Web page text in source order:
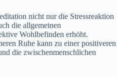
n‬icht n‬ur d‬ie Stressreaktion
d‬ie allgemeinen
Wohlbefinden erhöht.
Ruhe k‬ann z‬u e‬iner positiveren
d‬ie zwischenmenschlichen